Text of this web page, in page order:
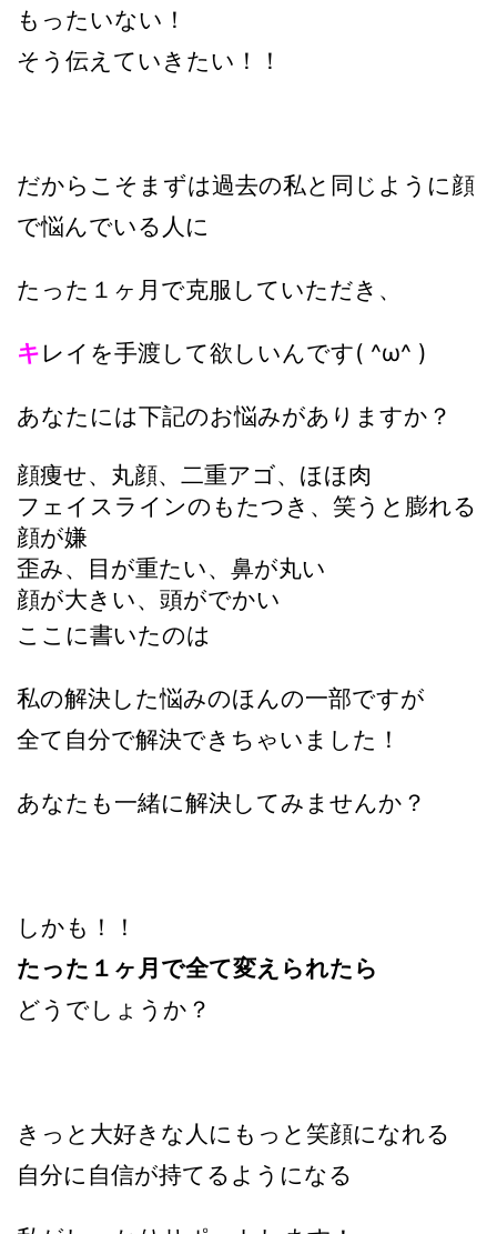
もったいない！
そう伝えていきたい！！
だからこそまずは過去の私と同じように顔
で悩んでいる人に
たった１ヶ月で克服していただき、
キ レイを手渡して欲しいんです( ^ω^ )
あなたには下記のお悩みがありますか？
顔痩せ、丸顔、二重アゴ、ほほ肉
フェイスラインのもたつき、笑うと膨れる
顔が嫌
歪み、目が重たい、鼻が丸い
顔が大きい、頭がでかい
ここに書いたのは
私の解決した悩みのほんの一部ですが
全て自分で解決できちゃいました！
あなたも一緒に解決してみませんか？
しかも！！
たった１ヶ月で全て変えられたら
どうでしょうか？
きっと大好きな人にもっと笑顔になれる
自分に自信が持てるようになる